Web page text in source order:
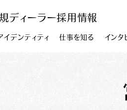
ディーラー採用情報
イデンティティ 仕事を知る インタ